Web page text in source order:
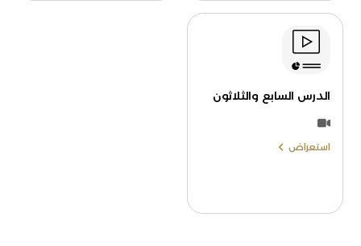
الدرس السابع والثلاثون
استعراض